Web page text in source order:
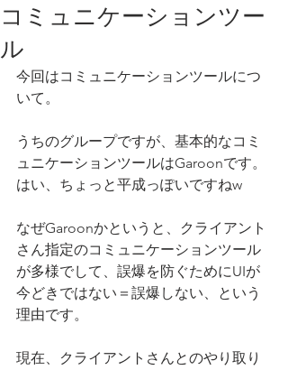
コミュニケーションツー
ル
今回はコミュニケーションツールにつ
いて。
うちのグループですが、基本的なコミ
ュニケーションツールはGaroonです。
はい、ちょっと平成っぽいですねw
なぜGaroonかというと、クライアント
さん指定のコミュニケーションツール
が多様でして、誤爆を防ぐためにUIが
今どきではない＝誤爆しない、という
理由です。
現在、クライアントさんとのやり取り